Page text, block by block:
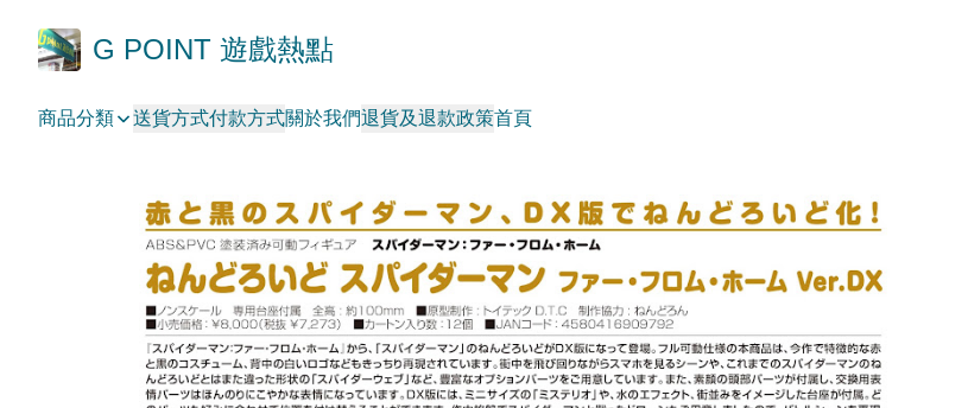
G POINT 遊戲熱點
商品分類 送貨方式付款方式關於我們退貨及退款政策首頁